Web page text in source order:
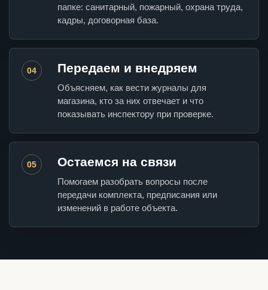
папке: санитарный, пожарный, охрана труда,
кадры, договорная база.
04 Передаем и внедряем
Объясняем, как вести журналы для
магазина, кто за них отвечает и что
показывать инспектору при проверке.
05 Остаемся на связи
Помогаем разобрать вопросы после
передачи комплекта, предписания или
изменений в работе объекта.